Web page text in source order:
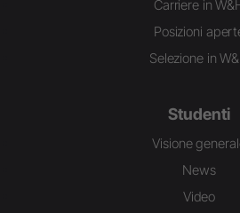
Carriere in
Posizioni
Selezione in
Studenti
Visione
News
Video